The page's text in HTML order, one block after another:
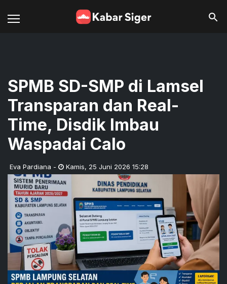
SPMB SD-SMP di Lamsel
Transparan dan Real-
Time, Disdik Imbau
Waspadai Calo
Eva Pardiana - Kamis, 25 Juni 2026 15:28